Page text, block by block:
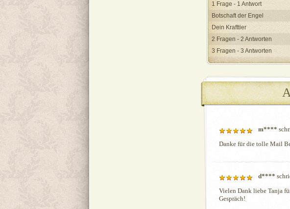
1 Frage - 1 Antwort
Botschaft der Engel
Dein Krafttier
2 Fragen - 2 Antworten
3 Fragen - 3 Antworten
m****
Danke für die tolle Mail
d****
Vielen Dank liebe Tanja
Gespräch!